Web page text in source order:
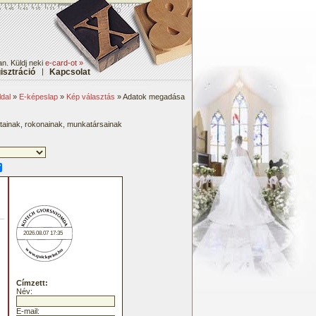
Küldj nekie-card-ot »
| Kapcsolat
» E-képeslap » Kép választás » Adatok megadása
rokonainak, munkatársainak
2026.08.07 17:35
Címzett:
Név:
E-mail: